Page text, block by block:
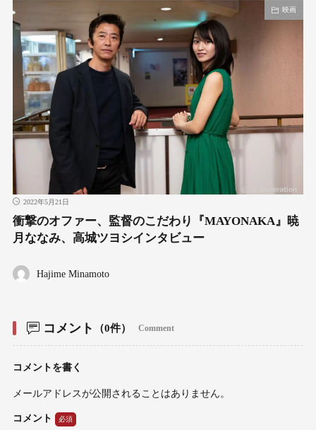
映画
2022年5月21日
衝撃のオファー、監督のこだわり『MAYONAKA』暁
月ななみ、高城ツヨシインタビュー
Hajime Minamoto
コメント （0件） Comment
コメントを書く
メールアドレスが公開されることはありません。
コメント